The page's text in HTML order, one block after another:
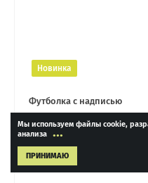
Новинка
Футболка с надписью
4 690 ₽
Мы используем файлы cookie,
анализа
...
ПРИНИМАЮ